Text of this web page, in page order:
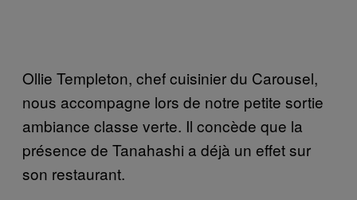
Ollie Templeton, chef cuisinier du Carousel,
nous accompagne lors de notre petite sortie
ambiance classe verte. Il concède que la
présence de Tanahashi a déjà un effet sur
son restaurant.